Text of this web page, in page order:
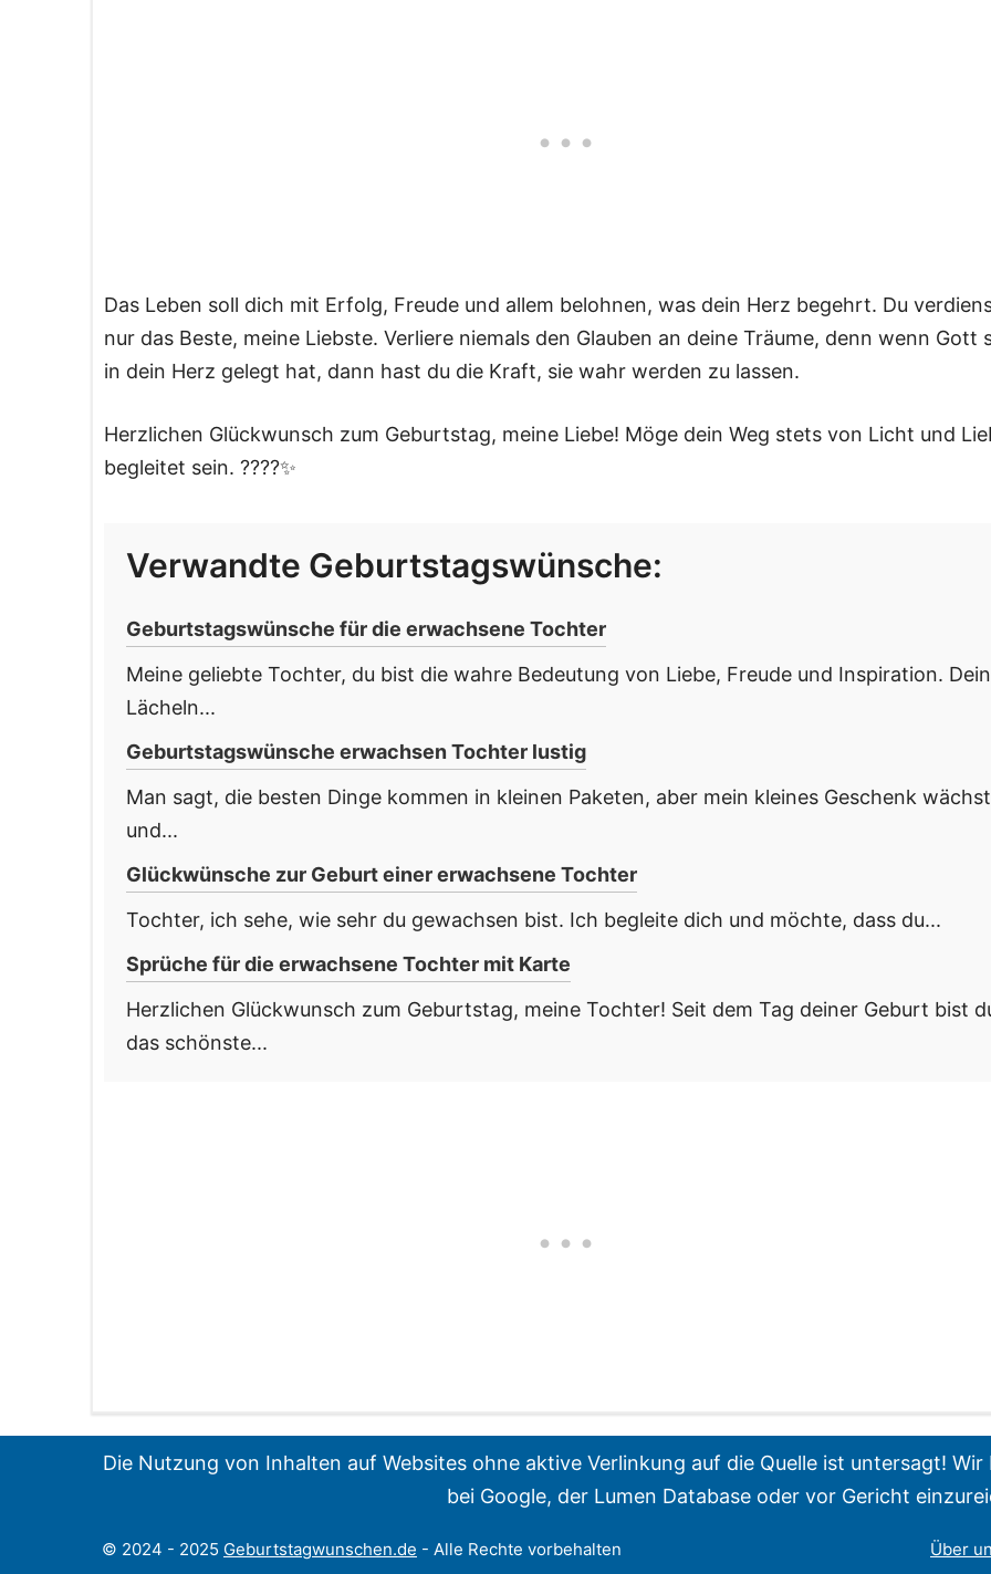
Das Leben soll dich mit Erfolg, Freude und allem belohnen, was dein Herz begehrt. Du
nur das Beste, meine Liebste. Verliere niemals den Glauben an deine Träume, denn wenn Gott
in dein Herz gelegt hat, dann hast du die Kraft, sie wahr werden zu lassen.
Herzlichen Glückwunsch zum Geburtstag, meine Liebe! Möge dein Weg stets von Licht und
begleitet sein. ????✨
Verwandte Geburtstagswünsche:
Geburtstagswünsche für die erwachsene Tochter
Meine geliebte Tochter, du bist die wahre Bedeutung von Liebe, Freude und Inspiration. Dein
Lächeln...
Geburtstagswünsche erwachsen Tochter lustig
Man sagt, die besten Dinge kommen in kleinen Paketen, aber mein kleines Geschenk wächst
und...
Glückwünsche zur Geburt einer erwachsene Tochter
Tochter, ich sehe, wie sehr du gewachsen bist. Ich begleite dich und möchte, dass du...
Sprüche für die erwachsene Tochter mit Karte
Herzlichen Glückwunsch zum Geburtstag, meine Tochter! Seit dem Tag deiner Geburt bist
das schönste...
Die Nutzung von Inhalten auf Websites ohne aktive Verlinkung auf die Quelle ist untersagt!
bei Google, der Lumen Database oder vor Gericht
Über
© 2024 - 2025 Geburtstagwunschen.de - Alle Rechte vorbehalten